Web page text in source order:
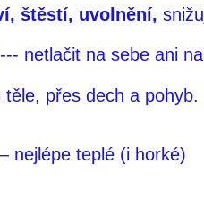
štěstí, uvolnění,
netlačit na sebe ani
přes dech a
nejlépe teplé (i horké)